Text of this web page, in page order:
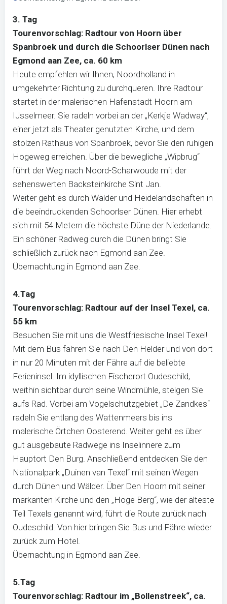
3. Tag
Tourenvorschlag: Radtour von Hoorn über
Spanbroek und durch die Schoorlser Dünen nach
Egmond aan Zee, ca. 60 km
Heute empfehlen wir Ihnen, Noordholland in
umgekehrter Richtung zu durchqueren. Ihre Radtour
startet in der malerischen Hafenstadt Hoorn am
IJsselmeer. Sie radeln vorbei an der „Kerkje Wadway“,
einer jetzt als Theater genutzten Kirche, und dem
stolzen Rathaus von Spanbroek, bevor Sie den ruhigen
Hogeweg erreichen. Über die bewegliche „Wipbrug“
führt der Weg nach Noord-Scharwoude mit der
sehenswerten Backsteinkirche Sint Jan.
Weiter geht es durch Wälder und Heidelandschaften in
die beeindruckenden Schoorlser Dünen. Hier erhebt
sich mit 54 Metern die höchste Düne der Niederlande.
Ein schöner Radweg durch die Dünen bringt Sie
schließlich zurück nach Egmond aan Zee.
Übernachtung in Egmond aan Zee.
4.Tag
Tourenvorschlag: Radtour auf der Insel Texel, ca.
55 km
Besuchen Sie mit uns die Westfriesische Insel Texel!
Mit dem Bus fahren Sie nach Den Helder und von dort
in nur 20 Minuten mit der Fähre auf die beliebte
Ferieninsel. Im idyllischen Fischerort Oudeschild,
weithin sichtbar durch seine Windmühle, steigen Sie
aufs Rad. Vorbei am Vogelschutzgebiet „De Zandkes“
radeln Sie entlang des Wattenmeers bis ins
malerische Örtchen Oosterend. Weiter geht es über
gut ausgebaute Radwege ins Inselinnere zum
Hauptort Den Burg. Anschließend entdecken Sie den
Nationalpark „Duinen van Texel“ mit seinen Wegen
durch Dünen und Wälder. Über Den Hoorn mit seiner
markanten Kirche und den „Hoge Berg“, wie der älteste
Teil Texels genannt wird, führt die Route zurück nach
Oudeschild. Von hier bringen Sie Bus und Fähre wieder
zurück zum Hotel.
Übernachtung in Egmond aan Zee.
5.Tag
Tourenvorschlag: Radtour im „Bollenstreek“, ca.